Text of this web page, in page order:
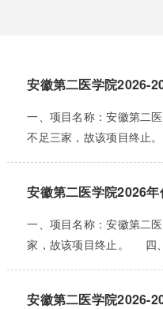
安徽第二医学院2026-
一、项目名称：安徽第二
不足三家，故该项目终止
安徽第二医学院2026
一、项目名称：安徽第二
家，故该项目终止。 四
安徽第二医学院2026-